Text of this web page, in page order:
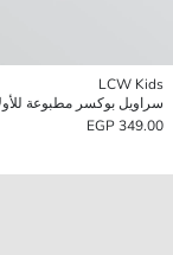
LCW Kids
349.00 EGP